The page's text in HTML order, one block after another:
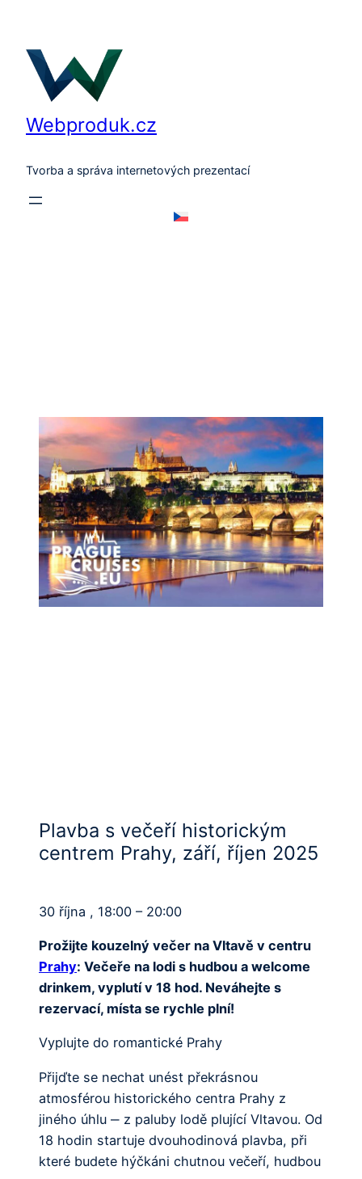
obsah
Webproduk.cz
Tvorba a správa internetových prezentací
Plavba s večeří historickým
centrem Prahy, září, říjen 2025
30 října , 18:00 – 20:00
Prožijte kouzelný večer na Vltavě v centru
Prahy: Večeře na lodi s hudbou a welcome
drinkem, vyplutí v 18 hod. Neváhejte s
rezervací, místa se rychle plní!
Vyplujte do romantické Prahy
Přijďte se nechat unést překrásnou
atmosférou historického centra Prahy z
jiného úhlu ‒ z paluby lodě plující Vltavou. Od
18 hodin startuje dvouhodinová plavba, při
které budete hýčkáni chutnou večeří, hudbou